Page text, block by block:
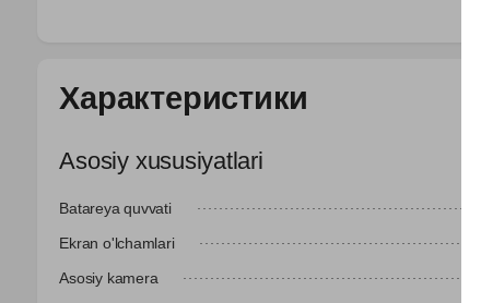
Характеристики
Asosiy xususiyatlari
Batareya quvvati
Ekran o'lchamlari
Asosiy kamera